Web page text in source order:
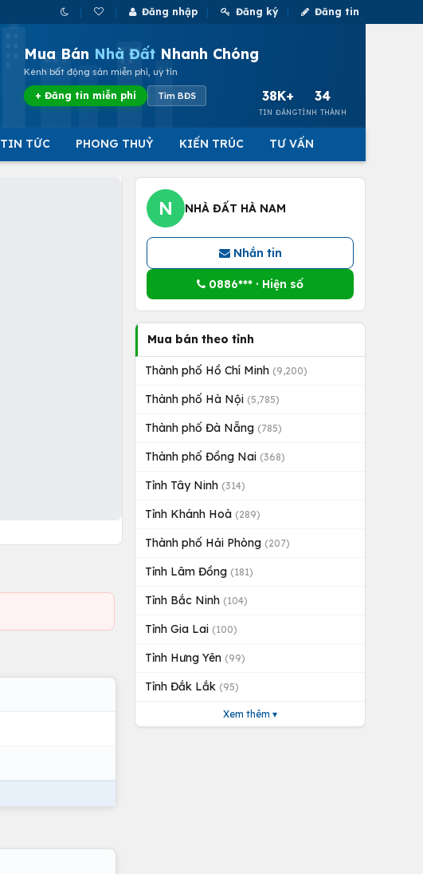
Đăng nhập Đăng ký Đăng tin
Mua Bán Nhà Đất Nhanh Chóng
Kênh bất động sản miễn phí, uy tín
+ Đăng tin miễn phí Tìm BĐS 38K+
TIN ĐĂNG
34
TỈNH THÀNH
TIN TỨC PHONG THUỶ KIẾN TRÚC TƯ VẤN
N NHÀ ĐẤT HÀ NAM
Nhắn tin
0886*** · Hiện số
Mua bán theo tỉnh
Thành phố Hồ Chí Minh (9,200)
Thành phố Hà Nội (5,785)
Thành phố Đà Nẵng (785)
Thành phố Đồng Nai (368)
Tỉnh Tây Ninh (314)
Tỉnh Khánh Hoà (289)
Thành phố Hải Phòng (207)
Tỉnh Lâm Đồng (181)
Tỉnh Bắc Ninh (104)
Tỉnh Gia Lai (100)
Tỉnh Hưng Yên (99)
Tỉnh Đắk Lắk (95)
Xem thêm ▾